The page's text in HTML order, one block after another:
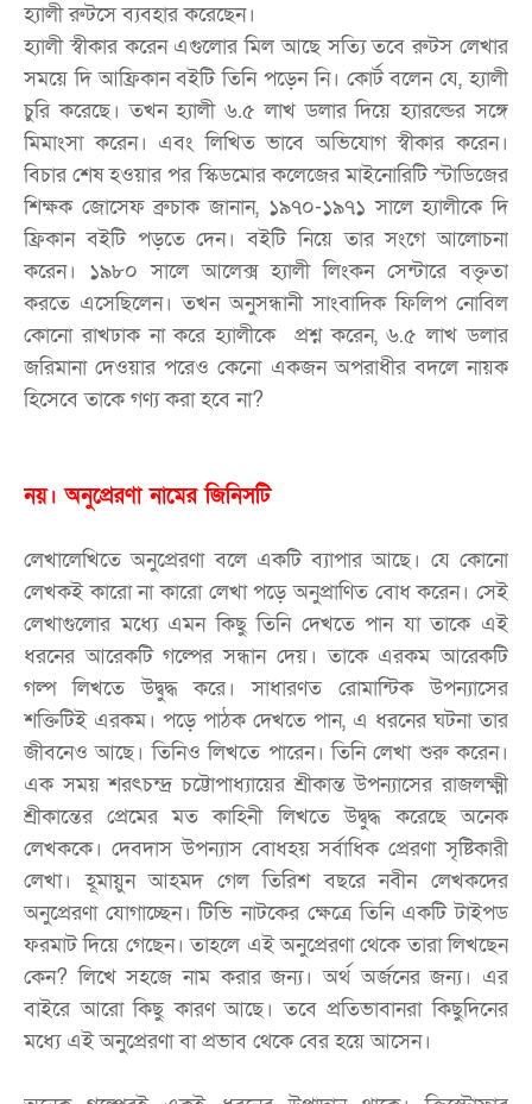
হ্যালী রুটসে ব্যবহার করেছেন।
হ্যালী স্বীকার করেন এগুলোর মিল আছে সত্যি তবে রুটস লেখার
সময়ে দি আফ্রিকান বইটি তিনি পড়েন নি। কোর্ট বলেন যে, হ্যালী
চুরি করেছে। তখন হ্যালী ৬.৫ লাখ ডলার দিয়ে হ্যারল্ডের সঙ্গে
মিমাংসা করেন। এবং লিখিত ভাবে অভিযোগ স্বীকার করেন।
বিচার শেষ হওয়ার পর স্কিডমোর কলেজের মাইনোরিটি স্টাডিজের
শিক্ষক জোসেফ ব্রুচাক জানান, ১৯৭০-১৯৭১ সালে হ্যালীকে দি
ফ্রিকান বইটি পড়তে দেন। বইটি নিয়ে তার সংগে আলোচনা
করেন। ১৯৮০ সালে আলেক্স হ্যালী লিংকন সেন্টারে বক্তৃতা
করতে এসেছিলেন। তখন অনুসন্ধানী সাংবাদিক ফিলিপ নোবিল
কোনো রাখঢাক না করে হ্যালীকে প্রশ্ন করেন, ৬.৫ লাখ ডলার
জরিমানা দেওয়ার পরেও কেনো একজন অপরাধীর বদলে নায়ক
হিসেবে তাকে গণ্য করা হবে না?
নয়। অনুপ্রেরণা নামের জিনিসটি
লেখালেখিতে অনুপ্রেরণা বলে একটি ব্যাপার আছে। যে কোনো
লেখকই কারো না কারো লেখা পড়ে অনুপ্রাণিত বোধ করেন। সেই
লেখাগুলোর মধ্যে এমন কিছু তিনি দেখতে পান যা তাকে এই
ধরনের আরেকটি গল্পের সন্ধান দেয়। তাকে এরকম আরেকটি
গল্প লিখতে উদ্বুদ্ধ করে। সাধারণত রোমান্টিক উপন্যাসের
শক্তিটিই এরকম। পড়ে পাঠক দেখতে পান, এ ধরনের ঘটনা তার
জীবনেও আছে। তিনিও লিখতে পারেন। তিনি লেখা শুরু করেন।
এক সময় শরৎচন্দ্র চট্টোপাধ্যায়ের শ্রীকান্ত উপন্যাসের রাজলক্ষ্মী
শ্রীকান্তের প্রেমের মত কাহিনী লিখতে উদ্বুদ্ধ করেছে অনেক
লেখককে। দেবদাস উপন্যাস বোধহয় সর্বাধিক প্রেরণা সৃষ্টিকারী
লেখা। হূমায়ুন আহমদ গেল তিরিশ বছরে নবীন লেখকদের
অনুপ্রেরণা যোগাচ্ছেন। টিভি নাটকের ক্ষেত্রে তিনি একটি টাইপড
ফরমাট দিয়ে গেছেন। তাহলে এই অনুপ্রেরণা থেকে তারা লিখছেন
কেন? লিখে সহজে নাম করার জন্য। অর্থ অর্জনের জন্য। এর
বাইরে আরো কিছু কারণ আছে। তবে প্রতিভাবানরা কিছুদিনের
মধ্যে এই অনুপ্রেরণা বা প্রভাব থেকে বের হয়ে আসেন।